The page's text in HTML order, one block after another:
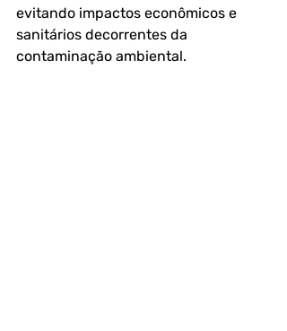
evitando impactos econômicos e
sanitários decorrentes da
contaminação ambiental.